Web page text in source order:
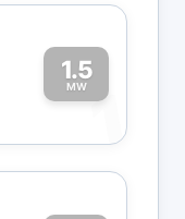
1.5
MW1